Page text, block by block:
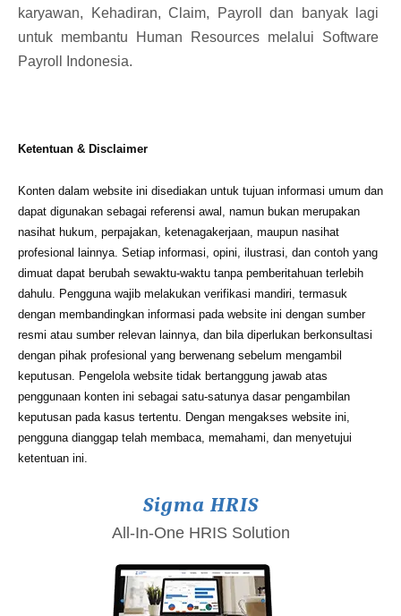
karyawan, Kehadiran, Claim, Payroll dan banyak lagi
untuk membantu Human Resources melalui Software
Payroll Indonesia.
Ketentuan & Disclaimer
Konten dalam website ini disediakan untuk tujuan informasi umum dan
dapat digunakan sebagai referensi awal, namun bukan merupakan
nasihat hukum, perpajakan, ketenagakerjaan, maupun nasihat
profesional lainnya. Setiap informasi, opini, ilustrasi, dan contoh yang
dimuat dapat berubah sewaktu-waktu tanpa pemberitahuan terlebih
dahulu. Pengguna wajib melakukan verifikasi mandiri, termasuk
dengan membandingkan informasi pada website ini dengan sumber
resmi atau sumber relevan lainnya, dan bila diperlukan berkonsultasi
dengan pihak profesional yang berwenang sebelum mengambil
keputusan. Pengelola website tidak bertanggung jawab atas
penggunaan konten ini sebagai satu-satunya dasar pengambilan
keputusan pada kasus tertentu. Dengan mengakses website ini,
pengguna dianggap telah membaca, memahami, dan menyetujui
ketentuan ini.
Sigma HRIS
All-In-One HRIS Solution